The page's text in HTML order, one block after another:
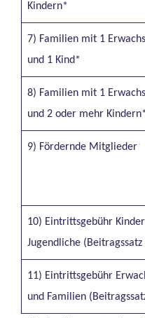
Kindern*
7) Familien mit 1
und 1 Kind*
8) Familien mit 1
und 2 oder mehr Kindern*
9) Fördernde Mitglieder
10) Eintrittsgebühr
Jugendliche (Beitragssatz
11) Eintrittsgebühr
und Familien